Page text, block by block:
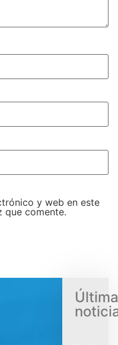
y web en este
que comente.